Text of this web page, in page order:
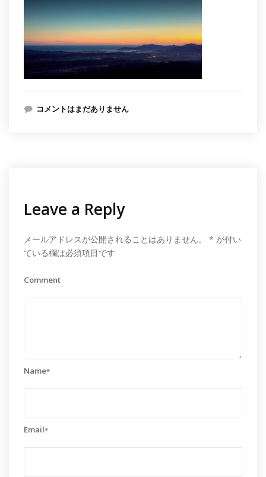
コメントはまだありません
Leave a Reply
メールアドレスが公開されることはありません。 * が付い
ている欄は必須項目です
Comment
Name*
Email*